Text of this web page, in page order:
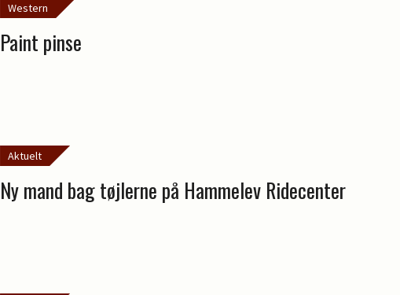
Western
Paint pinse
Aktuelt
Ny mand bag tøjlerne på Hammelev Ridecenter